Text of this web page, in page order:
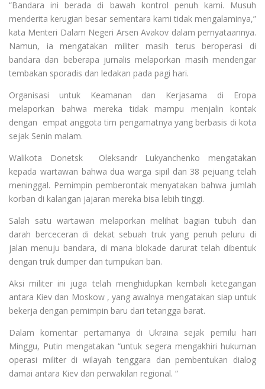
“Bandara ini berada di bawah kontrol penuh kami. Musuh
menderita kerugian besar sementara kami tidak mengalaminya,”
kata Menteri Dalam Negeri Arsen Avakov dalam pernyataannya.
Namun, ia mengatakan militer masih terus beroperasi di
bandara dan beberapa jurnalis melaporkan masih mendengar
tembakan sporadis dan ledakan pada pagi hari.
Organisasi untuk Keamanan dan Kerjasama di Eropa
melaporkan bahwa mereka tidak mampu menjalin kontak
dengan empat anggota tim pengamatnya yang berbasis di kota
sejak Senin malam.
Walikota Donetsk Oleksandr Lukyanchenko mengatakan
kepada wartawan bahwa dua warga sipil dan 38 pejuang telah
meninggal. Pemimpin pemberontak menyatakan bahwa jumlah
korban di kalangan jajaran mereka bisa lebih tinggi.
Salah satu wartawan melaporkan melihat bagian tubuh dan
darah berceceran di dekat sebuah truk yang penuh peluru di
jalan menuju bandara, di mana blokade darurat telah dibentuk
dengan truk dumper dan tumpukan ban.
Aksi militer ini juga telah menghidupkan kembali ketegangan
antara Kiev dan Moskow , yang awalnya mengatakan siap untuk
bekerja dengan pemimpin baru dari tetangga barat.
Dalam komentar pertamanya di Ukraina sejak pemilu hari
Minggu, Putin mengatakan “untuk segera mengakhiri hukuman
operasi militer di wilayah tenggara dan pembentukan dialog
damai antara Kiev dan perwakilan regional. “